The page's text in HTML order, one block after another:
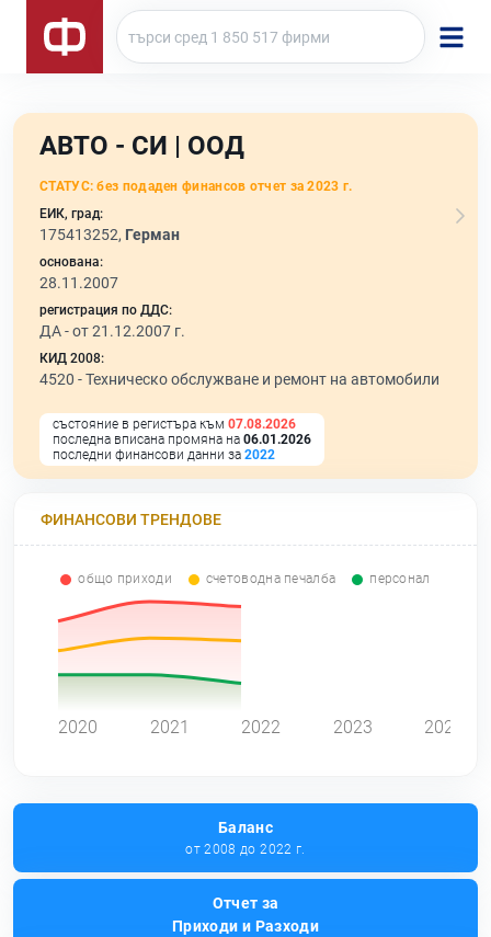
АВТО - СИ | ООД
СТАТУС: без подаден финансов отчет за 2023 г.
ЕИК, град:
175413252, Герман
основана:
28.11.2007
регистрация по ДДС:
ДА - от 21.12.2007 г.
КИД 2008:
4520 -Техническо обслужване и ремонт на автомобили
състояние в регистъра към 07.08.2026
последна вписана промяна на 06.01.2026
последни финансови данни за 2022
ФИНАНСОВИ ТРЕНДОВЕ
общо приходи счетоводна печалба персонал
2020 2021 2022 2023 2024
Баланс
от 2008 до 2022 г.
Отчет за
Приходи и Разходи